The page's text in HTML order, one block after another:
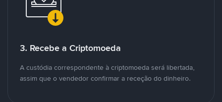
3. Recebe a Criptomoeda
A custódia correspondente à criptomoeda será libertada,
assim que o vendedor confirmar a receção do dinheiro.